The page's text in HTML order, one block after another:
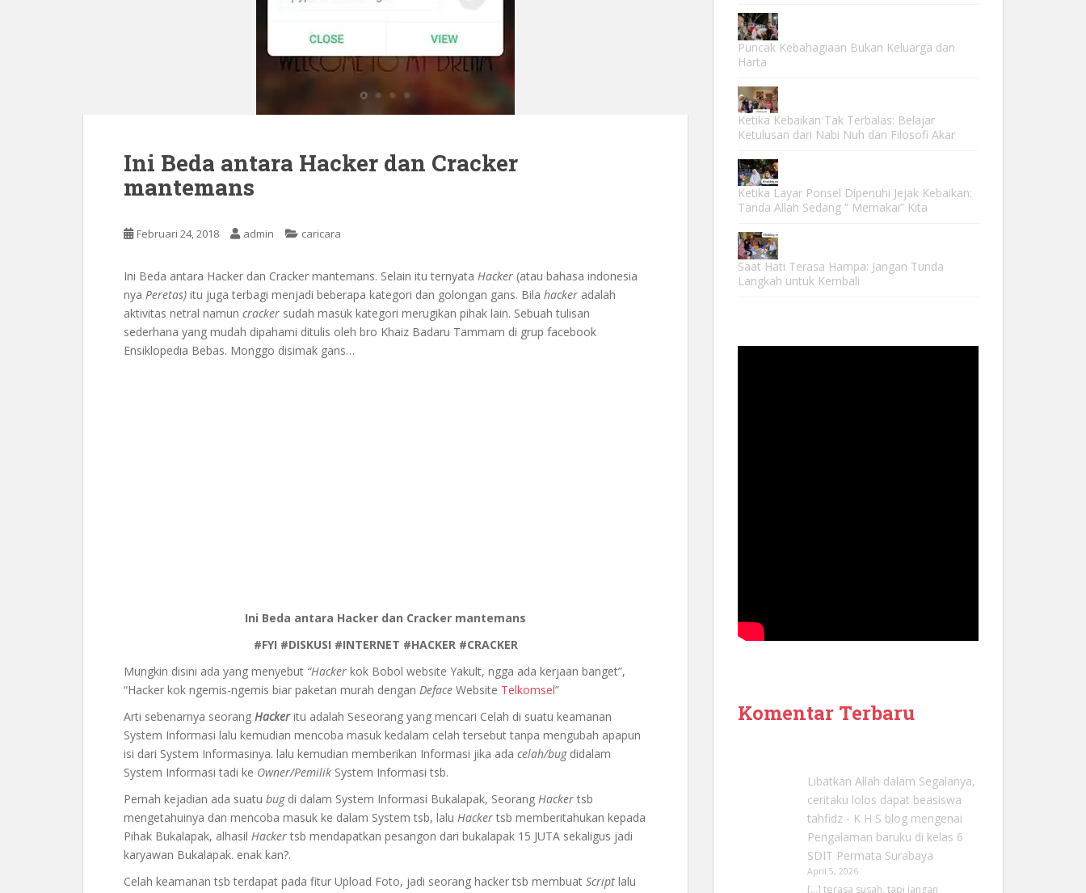
Ini Beda antara Hacker dan Cracker
mantemans
Februari 24, 2018 admin caricara
Ini Beda antara Hacker dan Cracker mantemans. Selain itu ternyata Hacker (atau bahasa indonesia
nya Peretas) itu juga terbagi menjadi beberapa kategori dan golongan gans. Bila hacker adalah
aktivitas netral namun cracker sudah masuk kategori merugikan pihak lain. Sebuah tulisan
sederhana yang mudah dipahami ditulis oleh bro Khaiz Badaru Tammam di grup facebook
‎Ensiklopedia Bebas. Monggo disimak gans…
Ini Beda antara Hacker dan Cracker mantemans
#FYI #DISKUSI #INTERNET #HACKER #CRACKER
Mungkin disini ada yang menyebut “Hacker kok Bobol website Yakult, ngga ada kerjaan banget”,
“Hacker kok ngemis-ngemis biar paketan murah dengan Deface Website Telkomsel”
Arti sebenarnya seorang Hackeritu adalah Seseorang yang mencari Celah di suatu keamanan
System Informasi lalu kemudian mencoba masuk kedalam celah tersebut tanpa mengubah apapun
isi dari System Informasinya. lalu kemudian memberikan Informasi jika ada celah/bugdidalam
System Informasi tadi ke Owner/Pemilik System Informasi tsb.
Pernah kejadian ada suatu bugdi dalam System Informasi Bukalapak, Seorang Hacker tsb
mengetahuinya dan mencoba masuk ke dalam System tsb, lalu Hacker tsb memberitahukan kepada
Pihak Bukalapak, alhasil Hacker tsb mendapatkan pesangon dari bukalapak 15 JUTA sekaligus jadi
karyawan Bukalapak. enak kan?.
Celah keamanan tsb terdapat pada fitur Upload Foto, jadi seorang hacker tsb membuat Script lalu
Puncak Kebahagiaan Bukan Keluarga dan
Harta
Ketika Kebaikan Tak Terbalas: Belajar
Ketulusan dari Nabi Nuh dan Filosofi Akar
Ketika Layar Ponsel Dipenuhi Jejak Kebaikan:
Tanda Allah Sedang “ Memakai” Kita
Saat Hati Terasa Hampa: Jangan Tunda
Langkah untuk Kembali
Komentar Terbaru
Libatkan Allah dalam Segalanya,
ceritaku lolos dapat beasiswa
tahfidz - K H S blogmengenai
Pengalaman baruku di kelas 6
SDIT Permata Surabaya
April 5, 2026
[…] terasa susah, tapi jangan